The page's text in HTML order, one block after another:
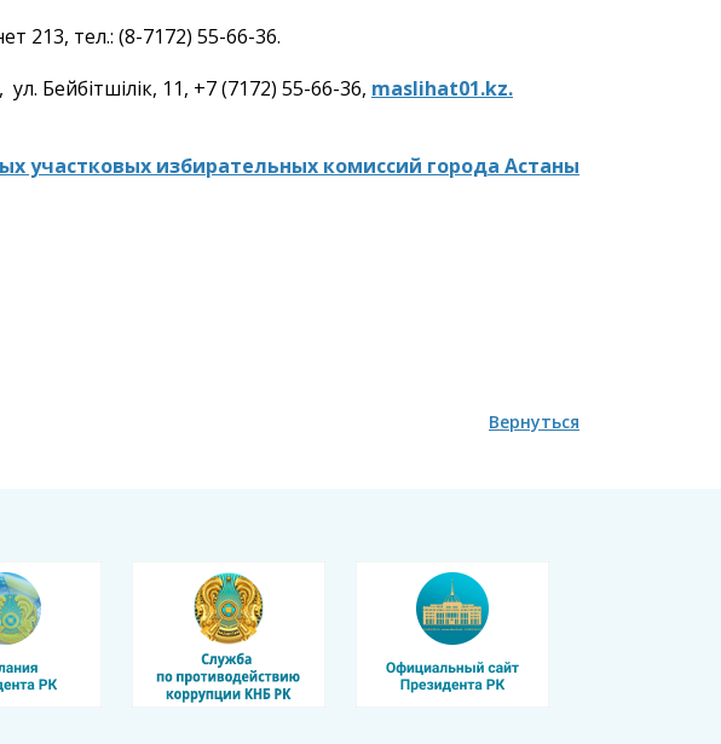
213, тел.: (8-7172) 55-66-36.
Бейбітшілік, 11, +7 (7172) 55-66-36, maslihat01.kz.
участковых избирательных комиссий города Астаны
Вернуться